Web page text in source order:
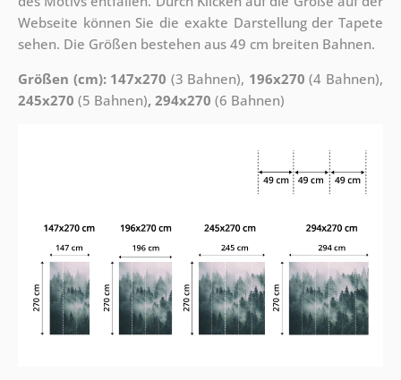
Webseite können Sie die exakte Darstellung der Tapete
sehen. Die Größen bestehen aus 49 cm breiten Bahnen.
Größen (cm): 147x270 (3 Bahnen), 196x270 (4 Bahnen),
245x270 (5 Bahnen), 294x270 (6 Bahnen)